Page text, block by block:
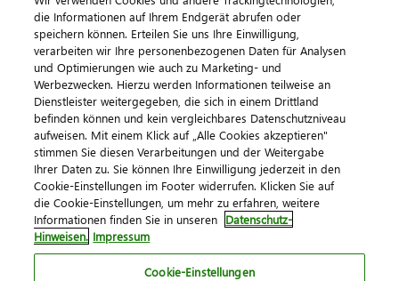
© 2026 DATEV eG
ImpressumDatenschutzAGB Kontakt
Cookie-Einstellungen
die Informationen auf Ihrem Endgerät abrufen oder
speichern können. Erteilen Sie uns Ihre Einwilligung,
verarbeiten wir Ihre personenbezogenen Daten für Analysen
und Optimierungen wie auch zu Marketing- und
Werbezwecken. Hierzu werden Informationen teilweise an
Dienstleister weitergegeben, die sich in einem Drittland
befinden können und kein vergleichbares Datenschutzniveau
aufweisen. Mit einem Klick auf „Alle Cookies akzeptieren"
stimmen Sie diesen Verarbeitungen und der Weitergabe
Ihrer Daten zu. Sie können Ihre Einwilligung jederzeit in den
Cookie-Einstellungen im Footer widerrufen. Klicken Sie auf
die Cookie-Einstellungen, um mehr zu erfahren, weitere
Informationen finden Sie in unseren Datenschutz-
Hinweisen. Impressum
Cookie-Einstellungen